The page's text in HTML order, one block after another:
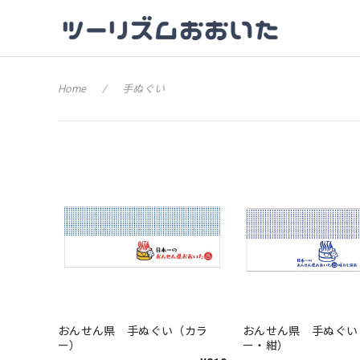
Home 手ぬぐい
おんせん県 手ぬぐい（カラ
ー）
おんせん県 手ぬぐい
ー・紺）